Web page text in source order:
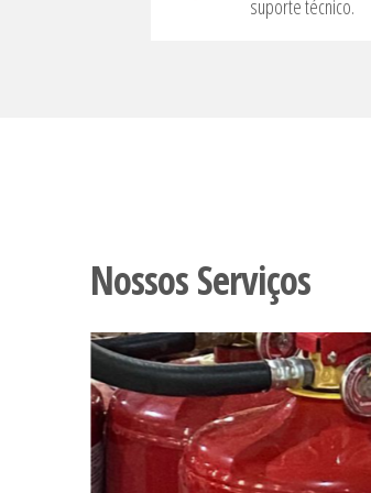
suporte técnico.
Nossos Serviços